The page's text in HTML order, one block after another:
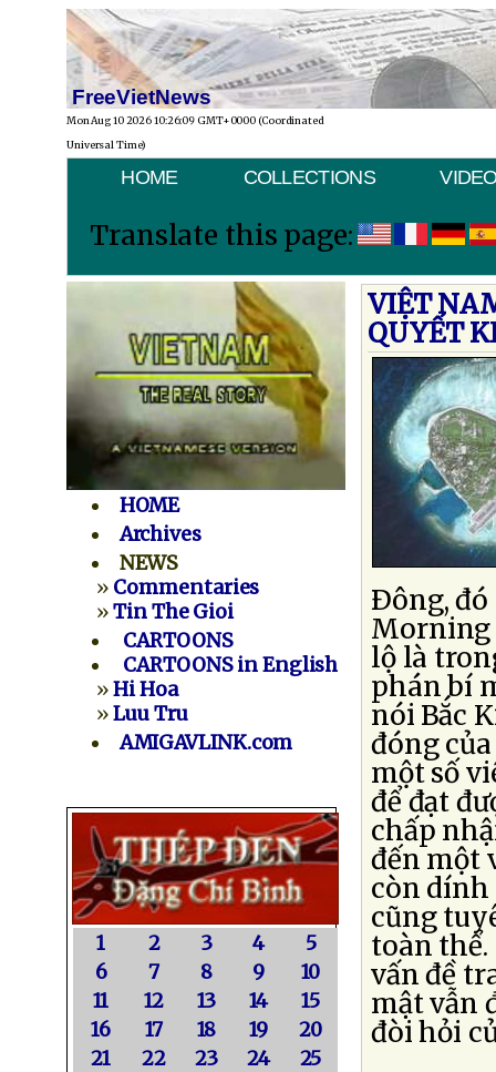
FreeVietNews
Mon Aug 10 2026 10:26:09 GMT+0000 (Coordinated
Universal Time)
HOME COLLECTIONS
Translate this page:
HOME
Archives
NEWS
» Commentaries
»Tin The Gioi
CARTOONS
CARTOONS in English
»Hi Hoa
»Luu Tru
AMIGAVLINK.com
1 2 3 4
5
6
7 8 9
10
11
12 13 14
15
16
17 18 19
20
21
22 23 24
25
VIỆT
QUYẾT
Ðông,
Morning
lộ là
phán bí
nói Bắc
đóng
một số
để đạt
chấp
đến một
còn dính
cũng
toàn thể.
vấn đề
mật vẫn
đòi hỏi